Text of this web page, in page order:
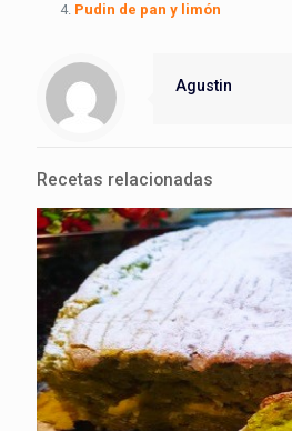
Pudin de pan y limón
Agustin
Recetas relacionadas